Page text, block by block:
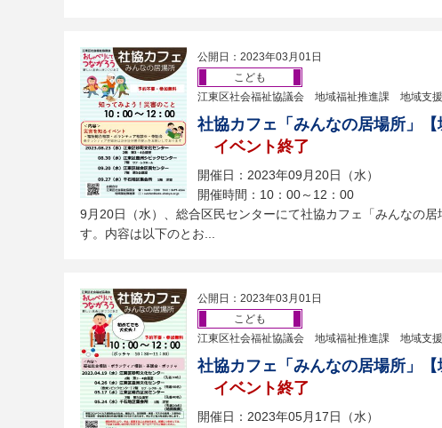
公開日：2023年03月01日
こども
江東区社会福祉協議会 地域福祉推進課 地域支
社協カフェ「みんなの居場所」【
イベント終了
開催日：2023年09月20日（水）
開催時間：10：00～12：00
9月20日（水）、総合区民センターにて社協カフェ「みんなの居
す。内容は以下のとお...
公開日：2023年03月01日
こども
江東区社会福祉協議会 地域福祉推進課 地域支
社協カフェ「みんなの居場所」【
イベント終了
開催日：2023年05月17日（水）